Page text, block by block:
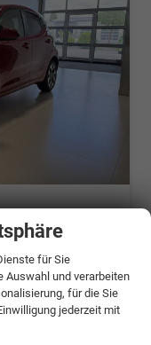
Tageszulassung
5-Gang
Red Pearl
für Sie
Auswahl und verarbeiten
für die Sie
jederzeit mit